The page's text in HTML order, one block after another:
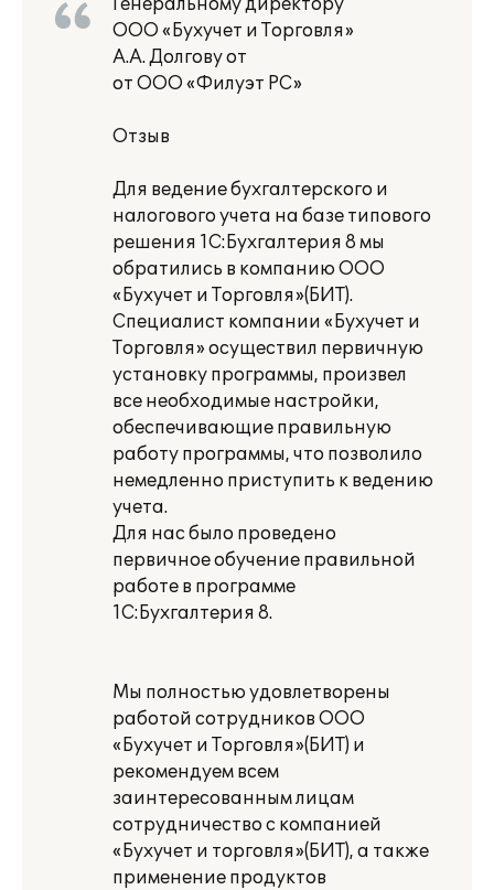
Генеральному директору
ООО «Бухучет и Торговля»
А.А. Долгову от
от ООО «Филуэт РС»
Отзыв
Для ведение бухгалтерского и
налогового учета на базе типового
решения 1С:Бухгалтерия 8 мы
обратились в компанию ООО
«Бухучет и Торговля»(БИТ).
Специалист компании «Бухучет и
Торговля» осуществил первичную
установку программы, произвел
все необходимые настройки,
обеспечивающие правильную
работу программы, что позволило
немедленно приступить к ведению
учета.
Для нас было проведено
первичное обучение правильной
работе в программе
1С:Бухгалтерия 8.
Мы полностью удовлетворены
работой сотрудников ООО
«Бухучет и Торговля»(БИТ) и
рекомендуем всем
заинтересованным лицам
сотрудничество с компанией
«Бухучет и торговля»(БИТ), а также
применение продуктов